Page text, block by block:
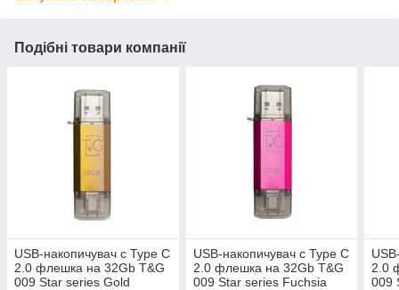
Подібні товари компанії
USB-накопичувач c Type C
2.0 флешка на 32Gb T&G
009 Star series Gold
USB-накопичувач c Type C
2.0 флешка на 32Gb T&G
009 Star series Fuchsia
2.0
009